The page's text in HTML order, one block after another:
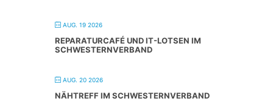
AUG. 19 2026
REPARATURCAFÉ UND IT-LOTSEN IM
SCHWESTERNVERBAND
AUG. 20 2026
NÄHTREFF IM SCHWESTERNVERBAND